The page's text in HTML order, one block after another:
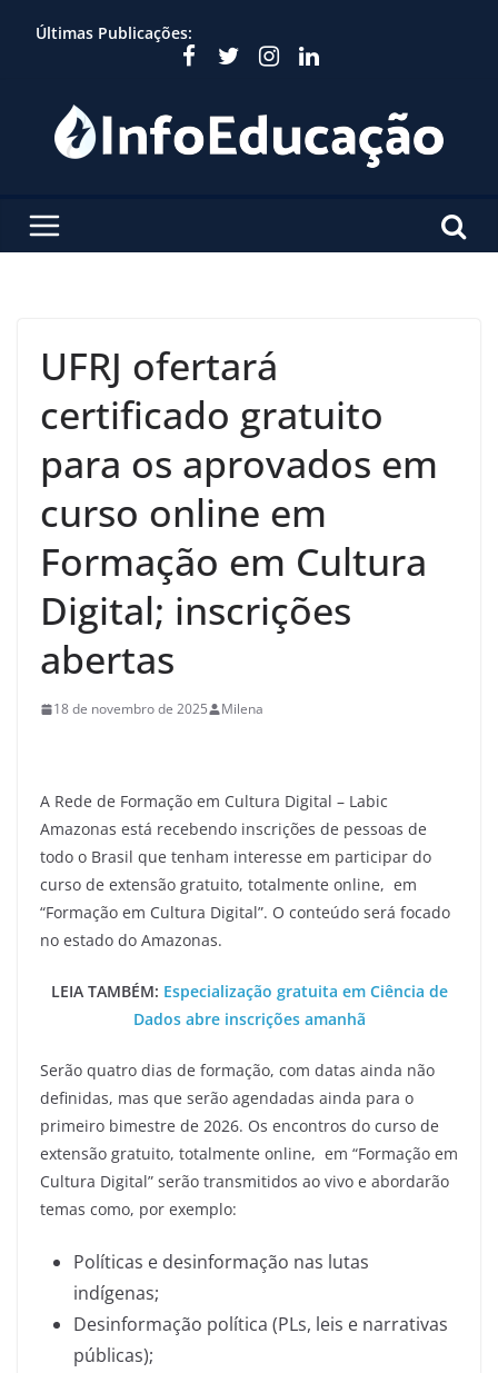
Últimas Publicações:
UFRJ ofertará
certificado gratuito
para os aprovados em
curso online em
Formação em Cultura
Digital; inscrições
abertas
18 de novembro de 2025 Milena
A Rede de Formação em Cultura Digital – Labic
Amazonas está recebendo inscrições de pessoas de
todo o Brasil que tenham interesse em participar do
curso de extensão gratuito, totalmente online, em
“Formação em Cultura Digital”. O conteúdo será focado
no estado do Amazonas.
LEIA TAMBÉM: Especialização gratuita em Ciência de
Dados abre inscrições amanhã
Serão quatro dias de formação, com datas ainda não
definidas, mas que serão agendadas ainda para o
primeiro bimestre de 2026. Os encontros do curso de
extensão gratuito, totalmente online, em “Formação em
Cultura Digital” serão transmitidos ao vivo e abordarão
temas como, por exemplo:
Políticas e desinformação nas lutas
indígenas;
Desinformação política (PLs, leis e narrativas
públicas);